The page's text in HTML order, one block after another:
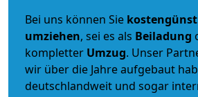
Bei uns können Sie
umziehen, sei es als Beiladung
kompletter Umzug. Unser
wir über die Jahre aufgebaut
deutschlandweit und sogar